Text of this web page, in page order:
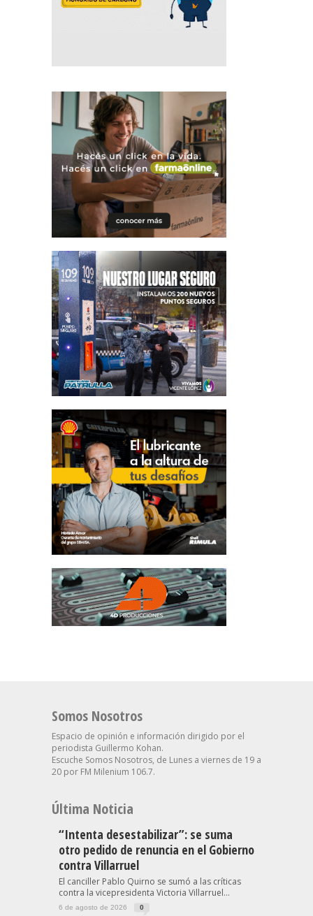
Somos Nosotros
Espacio de opinión e información dirigido por el
periodista Guillermo Kohan.
Escuche Somos Nosotros, de Lunes a viernes de 19 a
20 por FM Milenium 106.7.
Última Noticia
“Intenta desestabilizar”: se suma
otro pedido de renuncia en el Gobierno
contra Villarruel
El canciller Pablo Quirno se sumó a las críticas
contra la vicepresidenta Victoria Villarruel...
6 de agosto de 2026 0